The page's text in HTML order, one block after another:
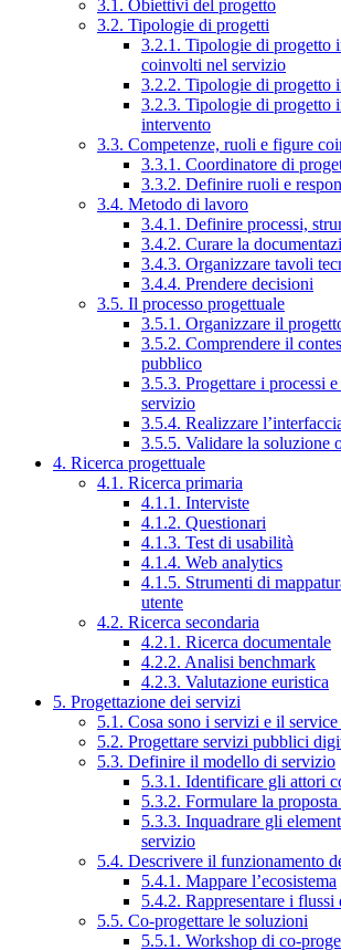
3.1. Obiettivi del progetto
3.2. Tipologie di progetti
3.2.1. Tipologie di progetto
coinvolti nel servizio
3.2.2. Tipologie di progetto
3.2.3. Tipologie di progetto
intervento
3.3. Competenze, ruoli e figure
3.3.1. Coordinatore di
3.3.2. Definire ruoli e
3.4. Metodo di lavoro
3.4.1. Definire processi,
3.4.2. Curare la
3.4.3. Organizzare tavoli
3.4.4. Prendere decisioni
3.5. Il processo progettuale
3.5.1. Organizzare il
3.5.2. Comprendere il
pubblico
3.5.3. Progettare i processi e
servizio
3.5.4. Realizzare
3.5.5. Validare la soluzione
4. Ricerca progettuale
4.1. Ricerca primaria
4.1.1. Interviste
4.1.2. Questionari
4.1.3. Test di usabilità
4.1.4. Web analytics
4.1.5. Strumenti di
utente
4.2. Ricerca secondaria
4.2.1. Ricerca documentale
4.2.2. Analisi benchmark
4.2.3. Valutazione euristica
5. Progettazione dei servizi
5.1. Cosa sono i servizi e il service
5.2. Progettare servizi pubblici
5.3. Definire il modello di servizio
5.3.1. Identificare gli attori
5.3.2. Formulare la
5.3.3. Inquadrare gli
servizio
5.4. Descrivere il funzionamento
5.4.1. Mappare l’ecosistema
5.4.2. Rappresentare i
5.5. Co-progettare le soluzioni
5.5.1. Workshop di co-